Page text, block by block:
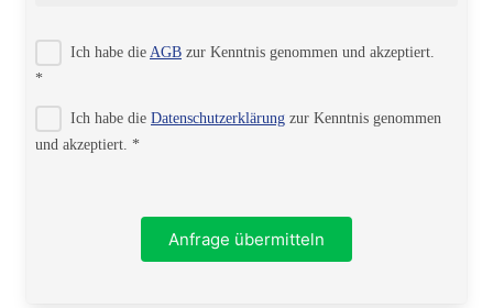
Ich habe die AGB zur Kenntnis genommen und akzeptiert.
*
Ich habe die Datenschutzerklärung zur Kenntnis genommen
und akzeptiert. *
Anfrage übermitteln